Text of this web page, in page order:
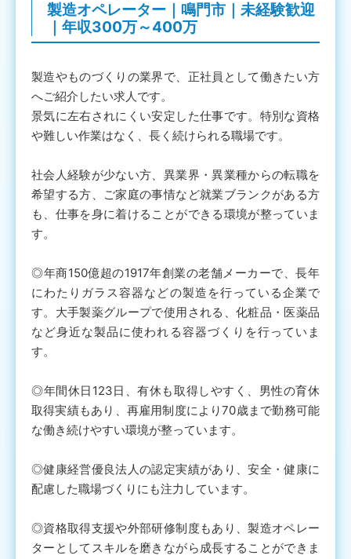
製造オペレーター｜鳴門市｜未経験歓迎
｜年収300万～400万
製造やものづくりの業界で、正社員として働きたい方
へご紹介したい求人です。
景気に左右されにくい安定した仕事です。特別な資格
や難しい作業はなく、長く続けられる職場です。
社会人経験が少ない方、異業界・異業種からの転職を
希望する方、ご家庭の事情など就業ブランクがある方
も、仕事を身に着けることができる環境が整っていま
す。
◎年商150億超の1917年創業の老舗メーカーで、長年
にわたりガラス容器などの製造を行っている企業で
す。大手製薬グループで使用される、化粧品・医薬品
など身近な製品に使われる容器づくりを行っていま
す。
◎年間休日123日、有休も取得しやすく、男性の育休
取得実績もあり、再雇用制度により70歳まで勤務可能
な働き続けやすい環境が整っています。
◎健康経営優良法人の認定実績があり、安全・健康に
配慮した職場づくりにも注力しています。
◎資格取得支援や外部研修制度もあり、製造オペレー
ターとしてスキルを磨きながら成長することができま